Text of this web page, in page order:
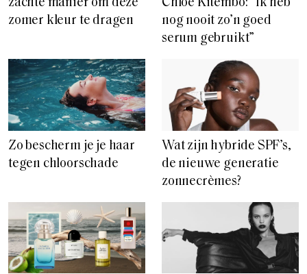
zachte manier om deze
zomer kleur te dragen
Chloé Kitembo: “Ik heb
nog nooit zo’n goed
serum gebruikt”
Zo bescherm je je haar
tegen chloorschade
Wat zijn hybride SPF’s,
de nieuwe generatie
zonnecrèmes?